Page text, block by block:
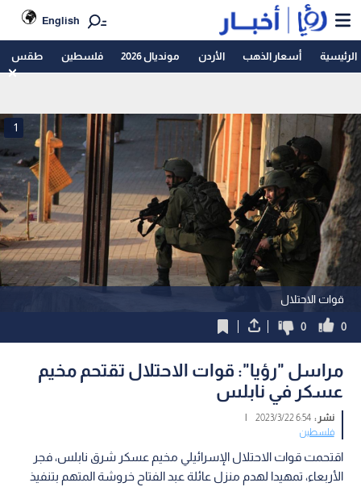
English
الرئيسية أسعار الذهب الأردن مونديال 2026 فلسطين طقس
قوات الاحتلال
1
0
0
مراسل "رؤيا": قوات الاحتلال تقتحم مخيم
عسكر في نابلس
نشر :6:54 2023/3/22
|
فلسطين
اقتحمت قوات الاحتلال الإسرائيلي مخيم عسكر شرق نابلس، فجر
الأربعاء، تمهيدا لهدم منزل عائلة عبد الفتاح خروشة المتهم بتنفيذ